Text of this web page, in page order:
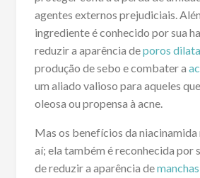
agentes externos prejudiciais.
ingrediente é conhecido por sua
reduzir a aparência deporos
produção de sebo e combater a
um aliado valioso para aqueles
oleosa ou propensa à acne.
Mas os benefícios da
aí; ela também é reconhecida por
de reduzir a aparência de